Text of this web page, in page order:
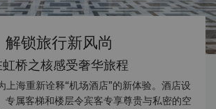
解锁旅行新风尚
桥之核感受奢华旅程
上海重新诠释“机场酒店”的新体验。酒店设
专属客梯和楼层令宾客专享尊贵与私密的空